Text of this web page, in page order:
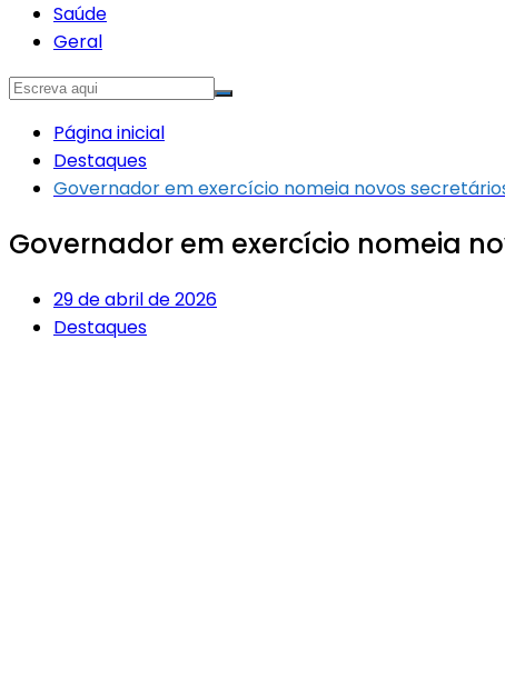
Saúde
Geral
Página inicial
Destaques
Governador em exercício nomeia novos
Governador em exercício nomeia
29 de abril de 2026
Destaques